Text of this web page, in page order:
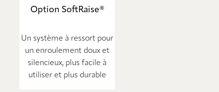
Option SoftRaise®
Un système à ressort pour
un enroulement doux et
silencieux, plus facile à
utiliser et plus durable